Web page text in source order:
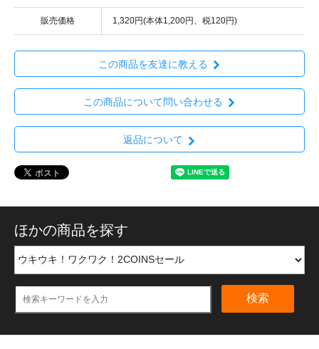
販売価格 1,320円(本体1,200円、税120円)
この商品を友達に教える
この商品について問い合わせる
返品について
ほかの商品を探す
検索